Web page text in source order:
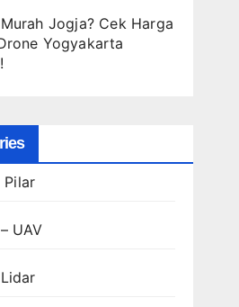
Jogja? Cek Harga
Yogyakarta
UAV